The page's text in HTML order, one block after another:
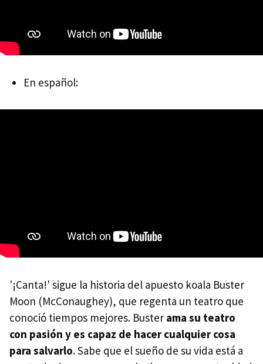
En español:
'¡Canta!' sigue la historia del apuesto koala Buster
Moon (McConaughey), que regenta un teatro que
conoció tiempos mejores. Buster ama su teatro
con pasión y es capaz de hacer cualquier cosa
para salvarlo. Sabe que el sueño de su vida está a